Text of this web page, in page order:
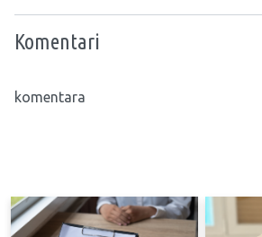
Komentari
komentara